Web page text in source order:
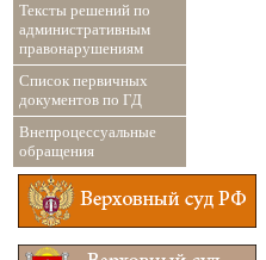
Тексты решений по
административным
правонарушениям
Список первичных
документов по ГД
Внепроцессуальные
обращения